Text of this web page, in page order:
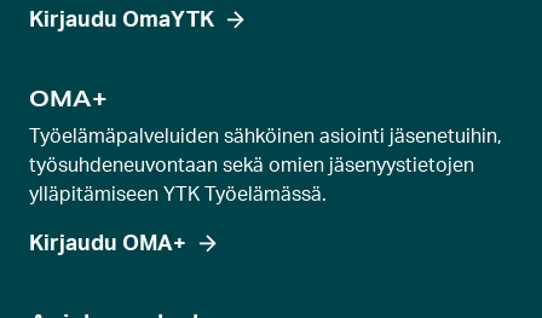
l
d
a
Kirjaudu OmaYTK
OMA+
Työelämäpalveluiden sähköinen asiointi jäsenetuihin,
työsuhdeneuvontaan sekä omien jäsenyystietojen
ylläpitämiseen YTK Työelämässä.
Kirjaudu OMA+